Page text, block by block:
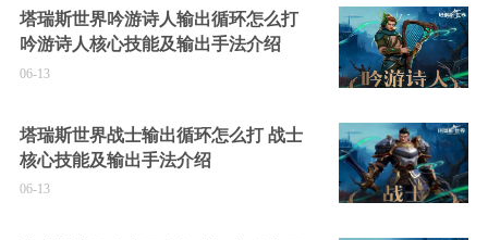
塔瑞斯世界吟游诗人输出循环怎么打
吟游诗人核心技能及输出手法介绍
06-13
塔瑞斯世界战士输出循环怎么打 战士
核心技能及输出手法介绍
06-13